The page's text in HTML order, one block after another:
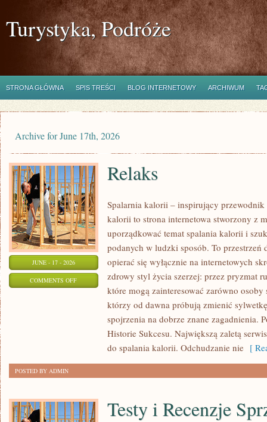
Turystyka, Podróże
STRONA GŁÓWNA SPIS TREŚCI BLOG INTERNETOWY ARCHIWUM
Archive for June 17th, 2026
JUNE - 17 - 2026
COMMENTS OFFON
Relaks
Spalarnia kalorii – inspirujący
kalorii to strona internetowa stworzony z
uporządkować temat spalania kalorii i
podanych w ludzki sposób. To
opierać się wyłącznie na internetowych
zdrowy styl życia szerzej: przez pryzmat
które mogą zainteresować zarówno
którzy od dawna próbują zmienić
spojrzenia na dobrze znane zagadnienia.
Historie Sukcesu. Największą zaletą
do spalania kalorii. Odchudzanie nie [
POSTED BY ADMIN
Testy i Recenzje